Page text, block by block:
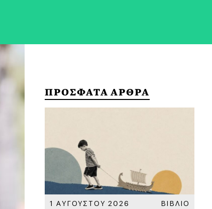
ΠΡΟΣΦΑΤΑ ΑΡΘΡΑ
ΚΟΙΝΩΝΙΑ 1 ΑΥΓΟΥΣΤΟΥ 2026 ΒΙΒΛΙΟ